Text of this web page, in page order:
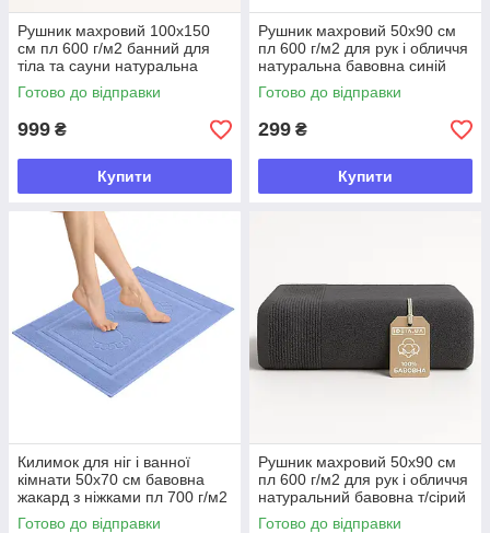
Рушник махровий 100х150
см пл 600 г/м2 банний для
тіла та сауни натуральна
бавовна беж
Готово до відправки
999 ₴
Купити
Рушник махровий 50х90 см
пл 600 г/м2 для рук і обличчя
натуральна бавовна синій
Готово до відправки
299 ₴
Купити
Килимок для ніг і ванної
кімнати 50х70 см бавовна
жакард з ніжками пл 700 г/м2
синій
Готово до відправки
Рушник махровий 50х90 см
пл 600 г/м2 для рук і обличчя
натуральний бавовна т/сірий
Готово до відправки